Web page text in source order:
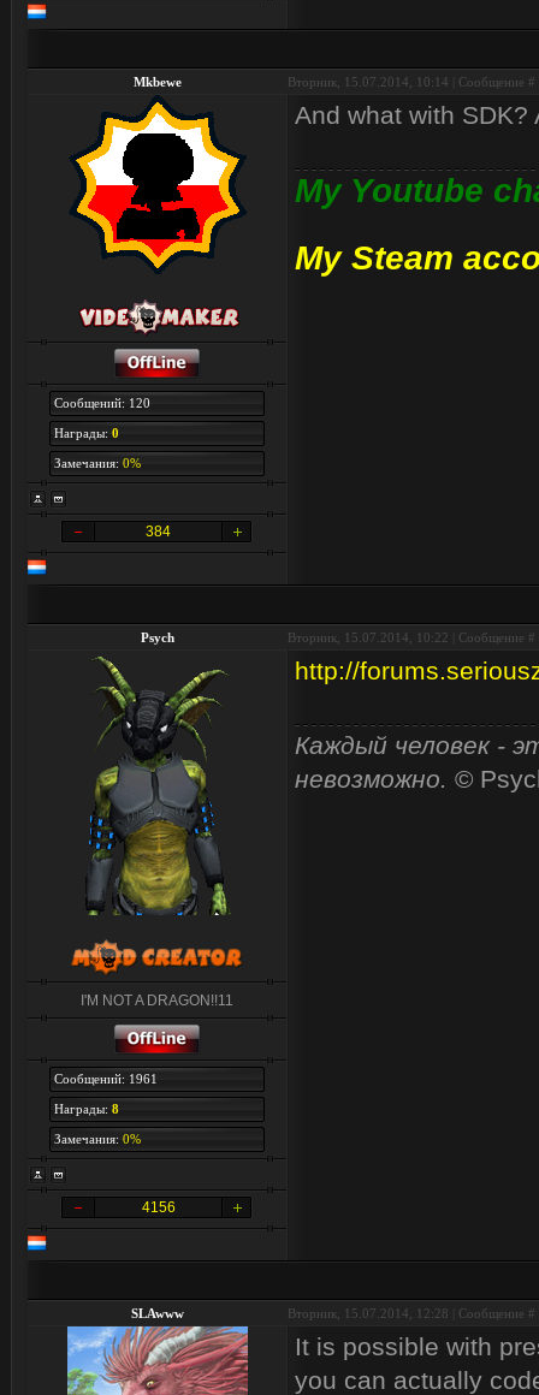
Mkbewe Вторник, 15.07.2014, 10:14 | Сообщение #
Сообщений: 120
Награды: 0
Замечания: 0%
384
And what with
My Youtube
My Steam
Psych Вторник, 15.07.2014, 10:22 | Сообщение #
I'M NOT A DRAGON!!11
Сообщений: 1961
Награды: 8
Замечания: 0%
4156
http://
Каждый человек -
невозможно. ©
SLAwww Вторник, 15.07.2014, 12:28 | Сообщение #
It is possible with
you can actually